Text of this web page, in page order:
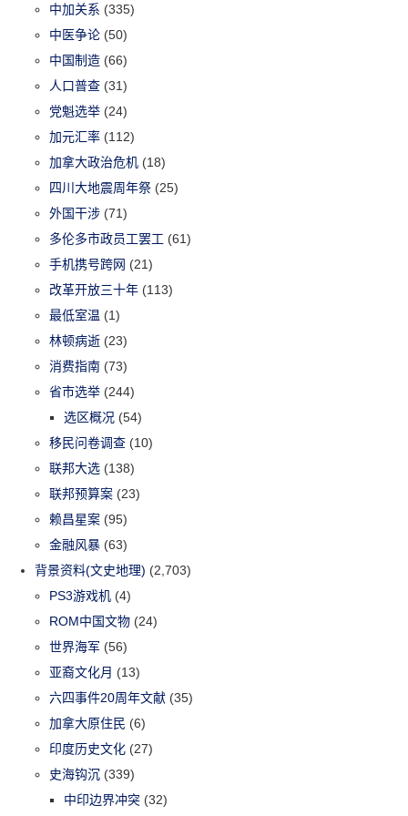
中加关系 (335)
中医争论 (50)
中国制造 (66)
人口普查 (31)
党魁选举 (24)
加元汇率 (112)
加拿大政治危机 (18)
四川大地震周年祭 (25)
外国干涉 (71)
多伦多市政员工罢工 (61)
手机携号跨网 (21)
改革开放三十年 (113)
最低室温 (1)
林顿病逝 (23)
消费指南 (73)
省市选举 (244)
选区概况 (54)
移民问卷调查 (10)
联邦大选 (138)
联邦预算案 (23)
赖昌星案 (95)
金融风暴 (63)
背景资料(文史地理) (2,703)
PS3游戏机 (4)
ROM中国文物 (24)
世界海军 (56)
亚裔文化月 (13)
六四事件20周年文献 (35)
加拿大原住民 (6)
印度历史文化 (27)
史海钩沉 (339)
中印边界冲突 (32)